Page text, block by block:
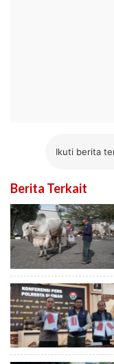
Ikuti berita
Berita Terkait